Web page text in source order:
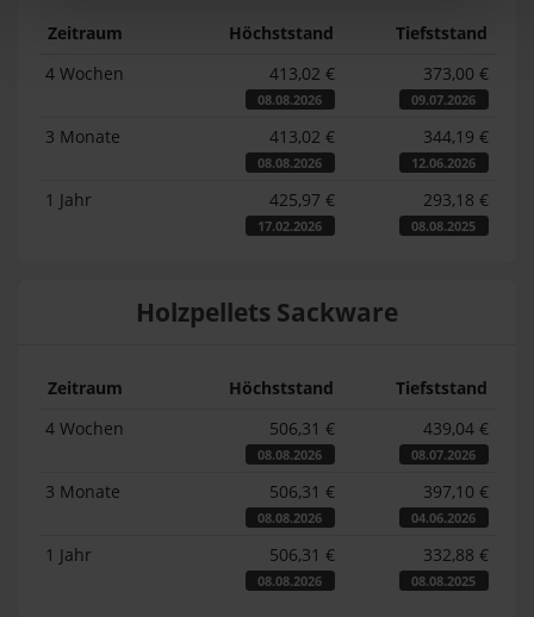
Zeitraum Höchststand
Tiefststand
4 Wochen
413,02 €
08.08.2026
373,00 €
09.07.2026
3 Monate 413,02 €
08.08.2026
344,19 €
12.06.2026
1 Jahr 425,97 €
17.02.2026
293,18 €
08.08.2025
Holzpellets Sackware
Zeitraum Höchststand
Tiefststand
4 Wochen
506,31 €
08.08.2026
439,04 €
08.07.2026
3 Monate 506,31 €
08.08.2026
397,10 €
04.06.2026
1 Jahr 506,31 €
08.08.2026
332,88 €
08.08.2025